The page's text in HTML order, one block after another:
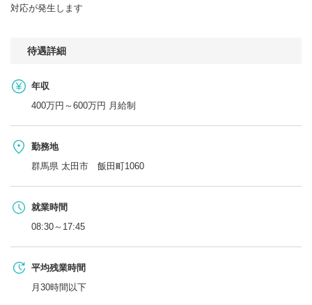
対応が発生します
待遇詳細
年収
400万円～600万円 月給制
勤務地
群馬県 太田市 飯田町1060
就業時間
08:30～17:45
平均残業時間
月30時間以下